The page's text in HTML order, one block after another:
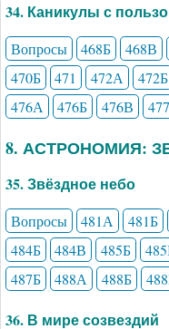
34. Каникулы с
Вопросы 468Б 468В
470Б
471 472А 472Б
476А
476Б 476В 477
8. АСТРОНОМИЯ:
35. Звёздное небо
Вопросы 481А 481Б
484Б
484В 485Б
487Б
488А 488Б
36. В мире созвездий